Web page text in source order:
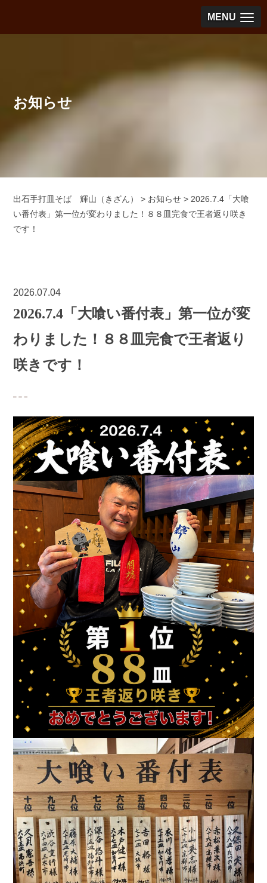
MENU
お知らせ
出石手打皿そば 輝山（きざん） > お知らせ > 2026.7.4「大喰
い番付表」第一位が変わりました！８８皿完食で王者返り咲き
です！
2026.07.04
2026.7.4「大喰い番付表」第一位が変
わりました！８８皿完食で王者返り
咲きです！